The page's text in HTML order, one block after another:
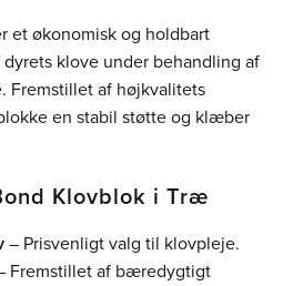
et økonomisk og holdbart
klove under behandling af
Fremstillet af højkvalitets
en stabil støtte og klæber
Klovblok i Træ
– Prisvenligt valg til klovpleje.
Fremstillet af bæredygtigt